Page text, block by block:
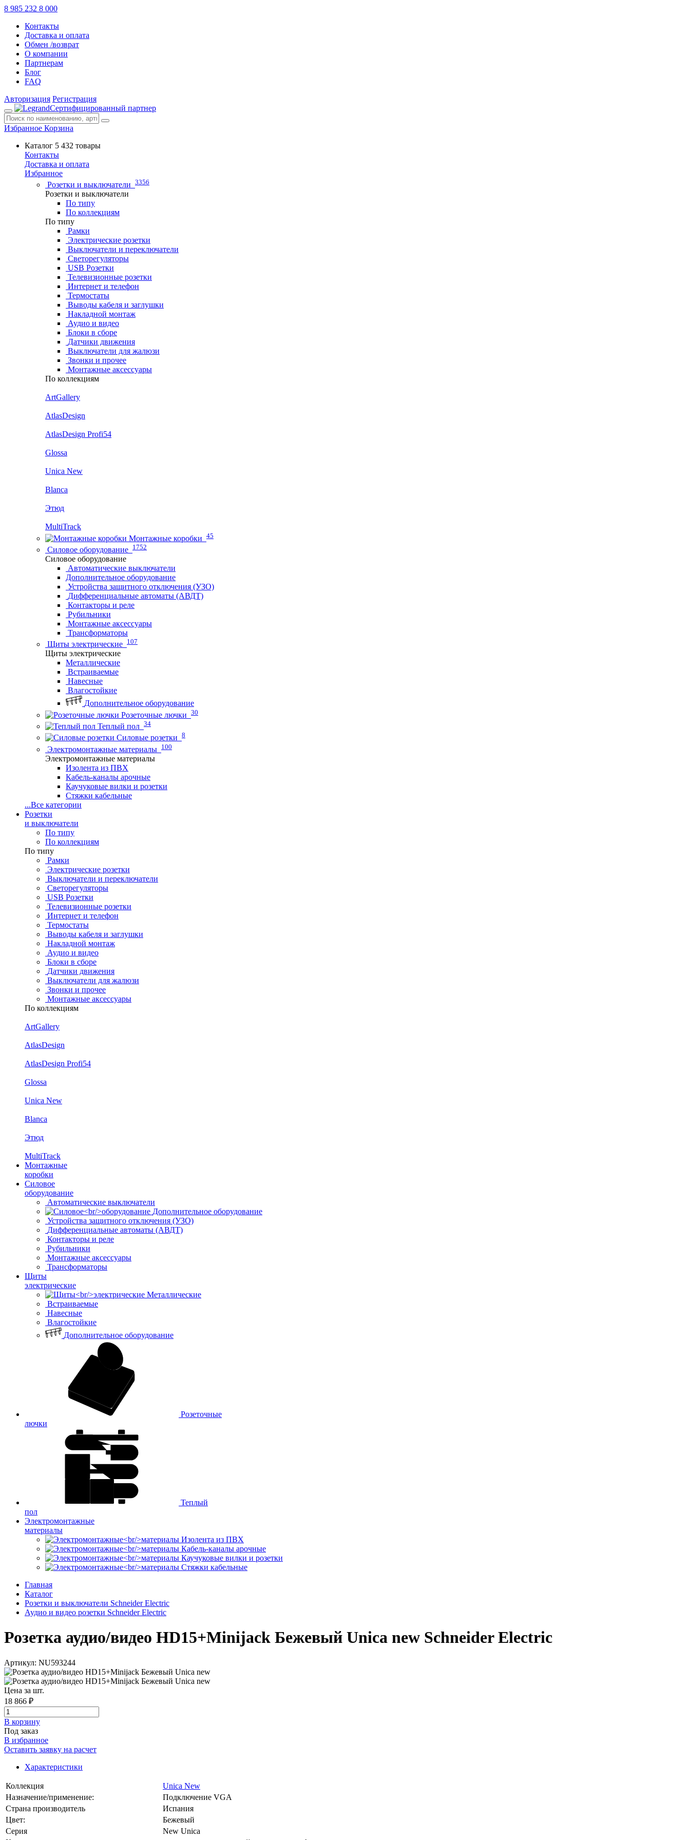
8 985 232 8 000
Контакты
Доставка и оплата
Обмен /возврат
О компании
Партнерам
Блог
FAQ
Авторизация Регистрация
Сертифицированный партнер
Избранное Корзина
Каталог 5 432 товары
Контакты
Доставка и оплата
Избранное
Розетки и выключатели 3356
Розетки и выключатели
По типу
По коллекциям
По типу
Рамки
Электрические розетки
Выключатели и переключатели
Светорегуляторы
USB Розетки
Телевизионные розетки
Интернет и телефон
Термостаты
Выводы кабеля и заглушки
Накладной монтаж
Аудио и видео
Блоки в сборе
Датчики движения
Выключатели для жалюзи
Звонки и прочее
Монтажные аксессуары
По коллекциям
ArtGallery
AtlasDesign
AtlasDesign Profi54
Glossa
Unica New
Blanca
Этюд
MultiTrack
Монтажные коробки 45
Силовое оборудование 1752
Силовое оборудование
Автоматические выключатели
Дополнительное оборудование
Устройства защитного отключения (УЗО)
Дифференциальные автоматы (АВДТ)
Контакторы и реле
Рубильники
Монтажные аксессуары
Трансформаторы
Щиты электрические 107
Щиты электрические
Металлические
Встраиваемые
Навесные
Влагостойкие
Дополнительное оборудование
Розеточные лючки 30
Теплый пол 34
Силовые розетки 8
Электромонтажные материалы 100
Электромонтажные материалы
Изолента из ПВХ
Кабель-каналы арочные
Каучуковые вилки и розетки
Стяжки кабельные
...Все категории
Розетки
и выключатели
По типу
По коллекциям
По типу
Рамки
Электрические розетки
Выключатели и переключатели
Светорегуляторы
USB Розетки
Телевизионные розетки
Интернет и телефон
Термостаты
Выводы кабеля и заглушки
Накладной монтаж
Аудио и видео
Блоки в сборе
Датчики движения
Выключатели для жалюзи
Звонки и прочее
Монтажные аксессуары
По коллекциям
ArtGallery
AtlasDesign
AtlasDesign Profi54
Glossa
Unica New
Blanca
Этюд
MultiTrack
Монтажные
коробки
Силовое
оборудование
Автоматические выключатели
Дополнительное оборудование
Устройства защитного отключения (УЗО)
Дифференциальные автоматы (АВДТ)
Контакторы и реле
Рубильники
Монтажные аксессуары
Трансформаторы
Щиты
электрические
Металлические
Встраиваемые
Навесные
Влагостойкие
Дополнительное оборудование
Розеточные
лючки
Теплый
пол
Электромонтажные
материалы
Изолента из ПВХ
Кабель-каналы арочные
Каучуковые вилки и розетки
Стяжки кабельные
Главная
Каталог
Розетки и выключатели Schneider Electric
Аудио и видео розетки Schneider Electric
Розетка аудио/видео HD15+Minijack Бежевый Unica new Schneider Electric
Артикул: NU593244
Цена за шт.
18 866 ₽
В корзинy
Под заказ
В избранное
Оставить заявку на расчет
Характеристики
Коллекция
Unica New
Назначение/применение:
Подключение VGA
Страна производитель
Испания
Цвет:
Бежевый
Серия
New Unica